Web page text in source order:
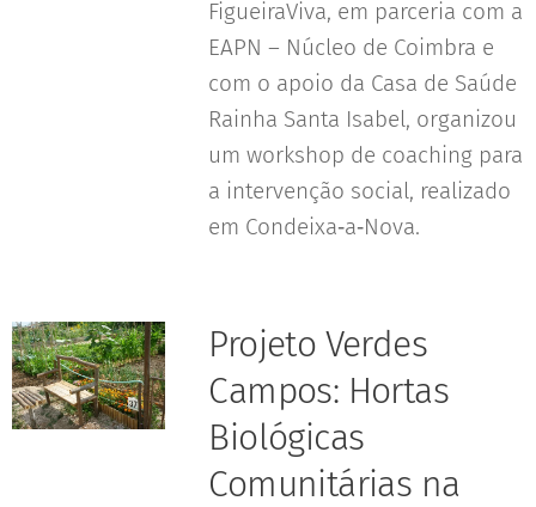
FigueiraViva, em parceria com a
EAPN – Núcleo de Coimbra e
com o apoio da Casa de Saúde
Rainha Santa Isabel, organizou
um workshop de coaching para
a intervenção social, realizado
em Condeixa‑a‑Nova.
Projeto Verdes
Campos: Hortas
Biológicas
Comunitárias na